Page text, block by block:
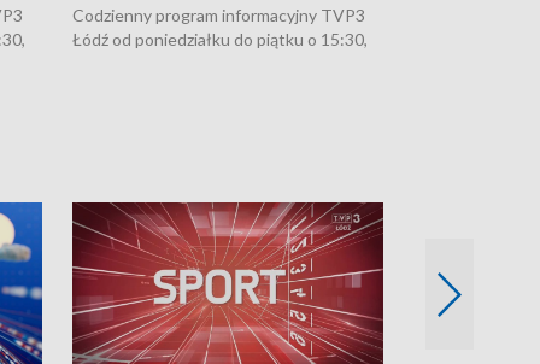
Codzienny program informacyjny TVP3
Łódź od poniedziałku do piątku o 15:30,